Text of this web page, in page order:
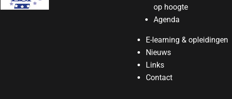
op hoogte
Agenda
E-learning & opleidingen
Nieuws
Links
Contact